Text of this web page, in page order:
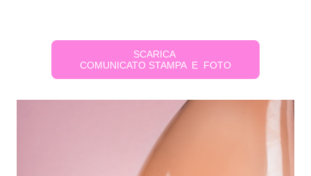
SCARICA
COMUNICATO STAMPA E FOTO